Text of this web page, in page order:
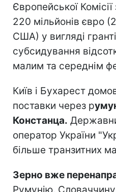
Європейської
220 мільйонів євро
США) у вигляді
субсидування
малим та середнім
Київ і Бухарест
поставки через р
Констанца.
оператор України
більше транзитних
Зерно вже
Румунію,